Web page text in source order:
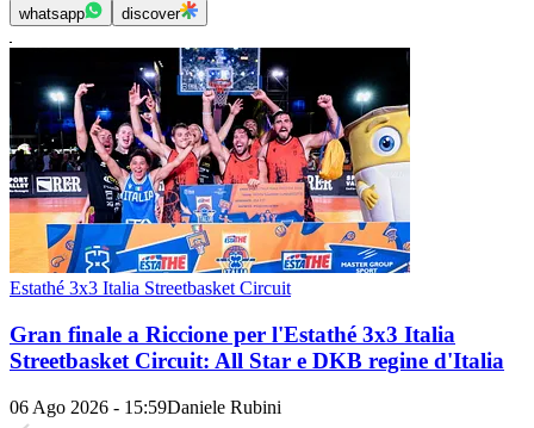
whatsapp discover
Estathé 3x3 Italia Streetbasket Circuit
Gran finale a Riccione per l'Estathé 3x3 Italia
Streetbasket Circuit: All Star e DKB regine d'Italia
06 Ago 2026 - 15:59Daniele Rubini